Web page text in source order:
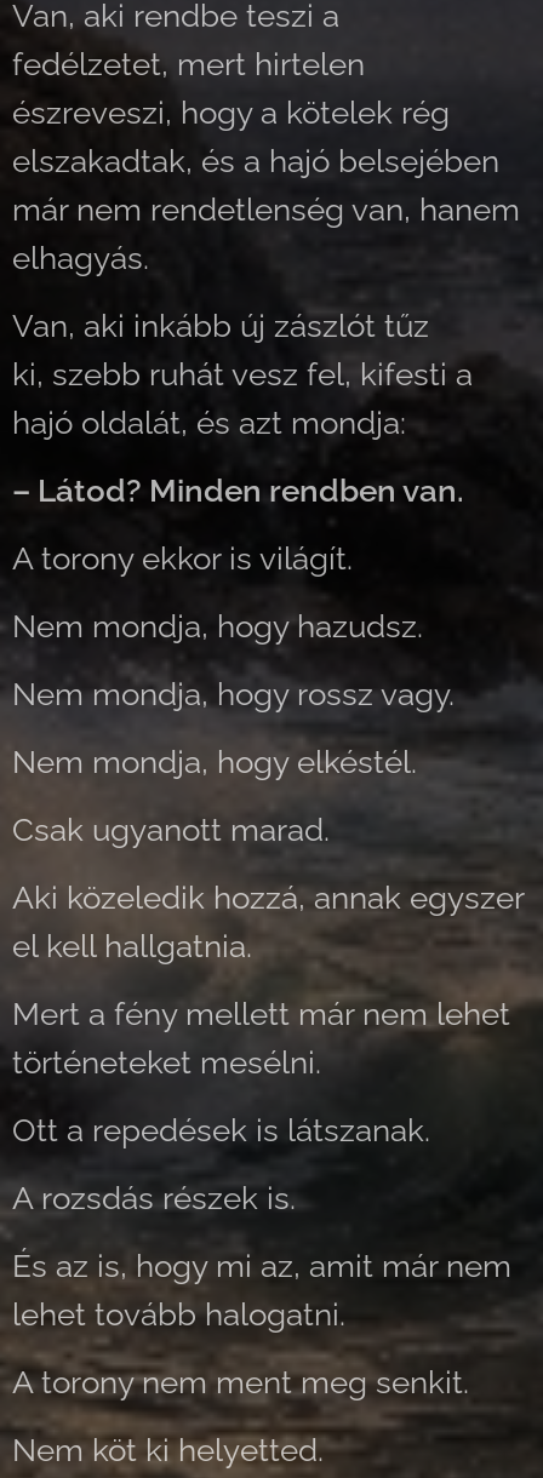
Van, aki rendbe teszi a
fedélzetet, mert hirtelen
észreveszi, hogy a kötelek rég
elszakadtak, és a hajó belsejében
már nem rendetlenség van, hanem
elhagyás.
Van, aki inkább új zászlót tűz
ki, szebb ruhát vesz fel, kifesti a
hajó oldalát, és azt mondja:
– Látod? Minden rendben van.
A torony ekkor is világít.
Nem mondja, hogy hazudsz.
Nem mondja, hogy rossz vagy.
Nem mondja, hogy elkéstél.
Csak ugyanott marad.
Aki közeledik hozzá, annak egyszer
el kell hallgatnia.
Mert a fény mellett már nem lehet
történeteket mesélni.
Ott a repedések is látszanak.
A rozsdás részek is.
És az is, hogy mi az, amit már nem
lehet tovább halogatni.
A torony nem ment meg senkit.
Nem köt ki helyetted.